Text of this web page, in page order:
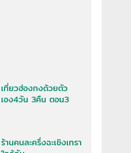
เที่ยวฮ่องกงด้วยตัว
เอง4วัน 3คืน ตอน3
ร้านคนละครึ่งฉะเชิงเทรา